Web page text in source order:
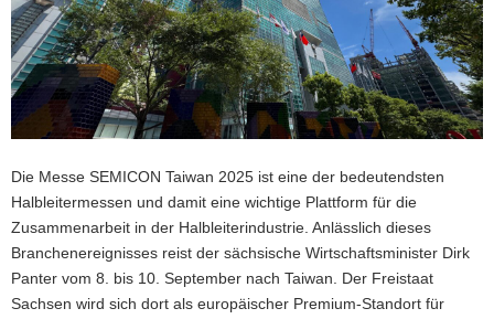
n
Die Messe SEMICON Taiwan 2025 ist eine der bedeutendsten
Halbleitermessen und damit eine wichtige Plattform für die
Zusammenarbeit in der Halbleiterindustrie. Anlässlich dieses
Branchenereignisses reist der sächsische Wirtschaftsminister Dirk
Panter vom 8. bis 10. September nach Taiwan. Der Freistaat
Sachsen wird sich dort als europäischer Premium-Standort für